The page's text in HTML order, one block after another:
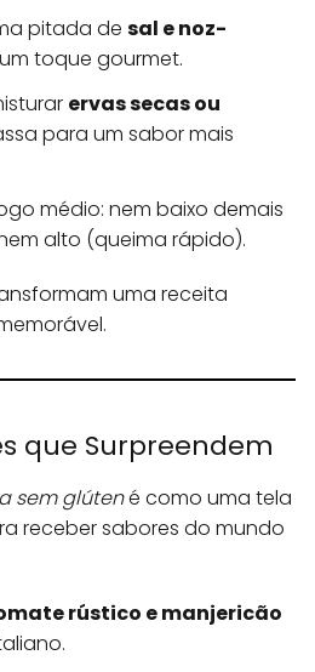
pitada de sal e noz-
toque gourmet.
ervas secas ou
para um sabor mais
médio: nem baixo demais
alto (queima rápido).
uma receita
que Surpreendem
sem glútené como uma tela
receber sabores do mundo
rústico e manjericão